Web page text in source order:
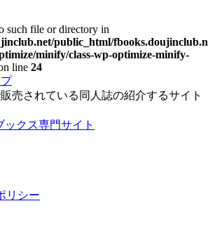
such file or directory in
public_html/
minify/class-wp-optimize-minify-
line 24
売されている同人誌の紹介するサイト
クス専門サイト
リシー